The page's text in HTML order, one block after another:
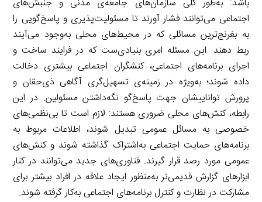
باشد: به‌طور کلی سازمان‌های جامعه‌ی مدنی و جنبش‌های
اجتماعی می‌توانند فشار آورند تا مسئولیت‌پذیری و پاسخ‌گویی را
به بغرنج‌ترین مسائلی که در محیط‌های محلی به‌وجود می‌آیند
ربط دهند. این مسئله امری بنیادی‌ست که در فرایند ساخت و
اجرای برنامه‌های اجتماعی، کنشگران اجتماعی بیشتری دخالت
داده شوند؛ به‌ویژه در زمینه‌ی تسهیل‌گری آگاهی ذی‌حقان و
پرورش تواناییشان جهت پاسخ‌گو نگه‌داشتن مسئولین. در این
رابطه، کنش‌های محلی ضروری هستند: لازم است تا بی‌نظمی‌های
خصوصی به مسائل عمومی تبدیل شوند، اطلاعات مربوط به
برنامه‌های حمایت اجتماعی به‌اشتراک گذاشته شوند و کنش‌های
عمومی مورد رصد قرار گیرند. فناوری‌های جدید می‌توانند در کنار
ابزارهای گزارش قدیمی‌تر به‌منظور ایجاد علاقه در افراد بیشتر برای
مشارکت در نظارت و کنترل برنامه‌های اجتماعی به‌کار گرفته شوند.